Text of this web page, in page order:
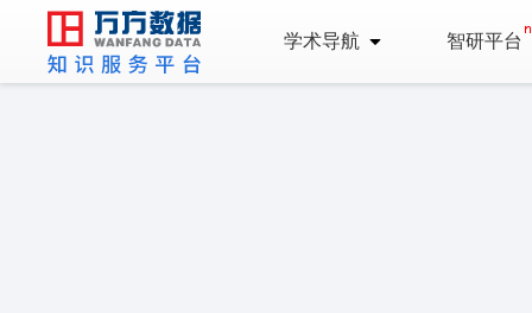
学术导航 智研平台